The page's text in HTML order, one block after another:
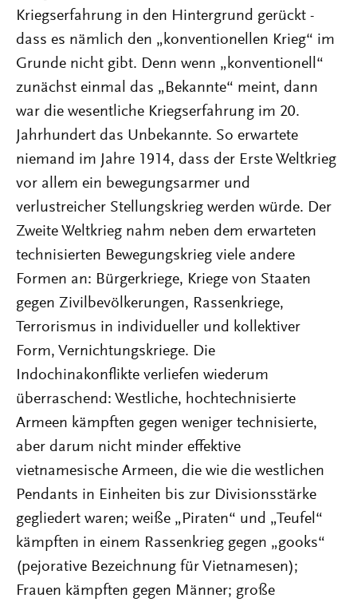
Kriegserfahrung in den Hintergrund gerückt -
dass es nämlich den „konventionellen Krieg“ im
Grunde nicht gibt. Denn wenn „konventionell“
zunächst einmal das „Bekannte“ meint, dann
war die wesentliche Kriegserfahrung im 20.
Jahrhundert das Unbekannte. So erwartete
niemand im Jahre 1914, dass der Erste Weltkrieg
vor allem ein bewegungsarmer und
verlustreicher Stellungskrieg werden würde. Der
Zweite Weltkrieg nahm neben dem erwarteten
technisierten Bewegungskrieg viele andere
Formen an: Bürgerkriege, Kriege von Staaten
gegen Zivilbevölkerungen, Rassenkriege,
Terrorismus in individueller und kollektiver
Form, Vernichtungskriege. Die
Indochinakonflikte verliefen wiederum
überraschend: Westliche, hochtechnisierte
Armeen kämpften gegen weniger technisierte,
aber darum nicht minder effektive
vietnamesische Armeen, die wie die westlichen
Pendants in Einheiten bis zur Divisionsstärke
gegliedert waren; weiße „Piraten“ und „Teufel“
kämpften in einem Rassenkrieg gegen „gooks“
(pejorative Bezeichnung für Vietnamesen);
Frauen kämpften gegen Männer; große